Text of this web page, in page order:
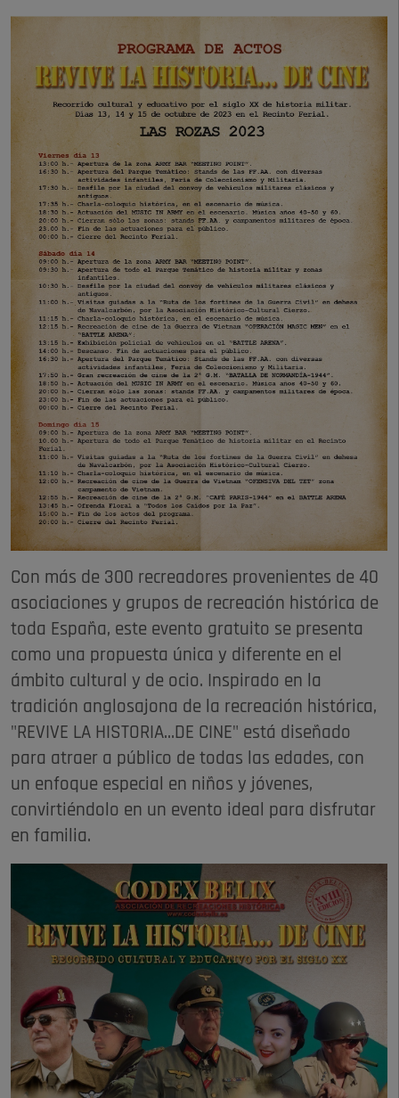
Con más de 300 recreadores provenientes de 40
asociaciones y grupos de recreación histórica de
toda España, este evento gratuito se presenta
como una propuesta única y diferente en el
ámbito cultural y de ocio. Inspirado en la
tradición anglosajona de la recreación histórica,
"REVIVE LA HISTORIA...DE CINE" está diseñado
para atraer a público de todas las edades, con
un enfoque especial en niños y jóvenes,
convirtiéndolo en un evento ideal para disfrutar
en familia.